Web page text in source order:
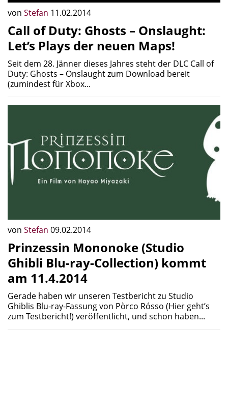
von Stefan 11.02.2014
Call of Duty: Ghosts – Onslaught:
Let’s Plays der neuen Maps!
Seit dem 28. Jänner dieses Jahres steht der DLC Call of
Duty: Ghosts – Onslaught zum Download bereit
(zumindest für Xbox...
von Stefan 09.02.2014
Prinzessin Mononoke (Studio
Ghibli Blu-ray-Collection) kommt
am 11.4.2014
Gerade haben wir unseren Testbericht zu Studio
Ghiblis Blu-ray-Fassung von Pòrco Rósso (Hier geht’s
zum Testbericht!) veröffentlicht, und schon haben...